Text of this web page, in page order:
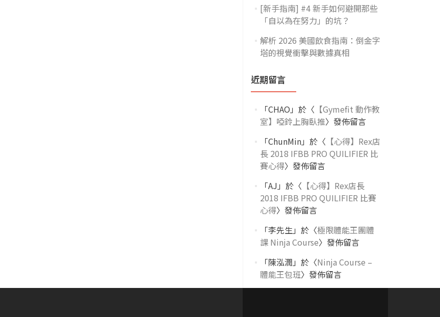
[新手指南] #4 新手如何避開那些
「自以為在努力」的坑？
解析 2026 美國飲食指南：倒金字
塔的視覺衝擊與數據真相
近期留言
「CHAO 」於〈 【Gymefit 動作教
室】啞鈴上胸臥推〉發佈留言
「ChunMin」於〈 【心得】Rex店
長 2018 IFBB PRO QUILIFIER 比
賽心得〉發佈留言
「AJ 」於〈 【心得】Rex店長
2018 IFBB PRO QUILIFIER 比賽
心得〉發佈留言
「李先生」於〈極限體能王團體
課 Ninja Course〉發佈留言
「陳泓潤 」於〈Ninja Course –
體能王包班〉發佈留言